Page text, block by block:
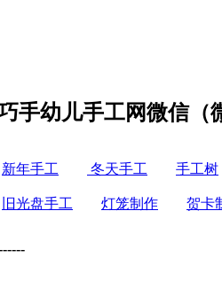
手幼儿手工网微信（
新年手工 冬天手工 手工树
旧光盘手工 灯笼制作 贺卡